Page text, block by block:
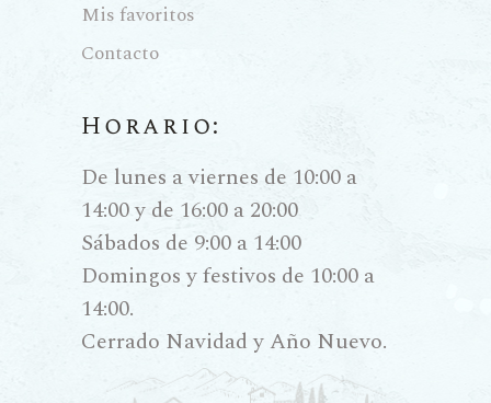
Mis favoritos
Contacto
Horario:
De lunes a viernes de 10:00 a
14:00 y de 16:00 a 20:00
Sábados de 9:00 a 14:00
Domingos y festivos de 10:00 a
14:00.
Cerrado Navidad y Año Nuevo.